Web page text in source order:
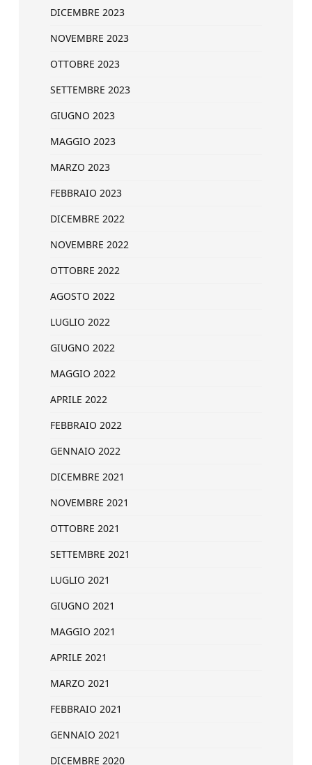
DICEMBRE 2023
NOVEMBRE 2023
OTTOBRE 2023
SETTEMBRE 2023
GIUGNO 2023
MAGGIO 2023
MARZO 2023
FEBBRAIO 2023
DICEMBRE 2022
NOVEMBRE 2022
OTTOBRE 2022
AGOSTO 2022
LUGLIO 2022
GIUGNO 2022
MAGGIO 2022
APRILE 2022
FEBBRAIO 2022
GENNAIO 2022
DICEMBRE 2021
NOVEMBRE 2021
OTTOBRE 2021
SETTEMBRE 2021
LUGLIO 2021
GIUGNO 2021
MAGGIO 2021
APRILE 2021
MARZO 2021
FEBBRAIO 2021
GENNAIO 2021
DICEMBRE 2020